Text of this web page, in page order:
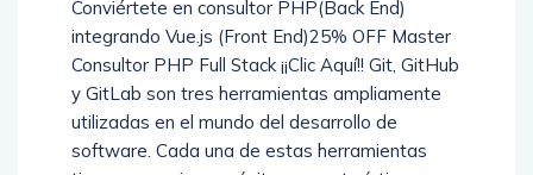
Conviértete en consultor PHP(Back End)
integrando Vue.js (Front End)25% OFF Master
Consultor PHP Full Stack ¡¡Clic Aquí!! Git, GitHub
y GitLab son tres herramientas ampliamente
utilizadas en el mundo del desarrollo de
software. Cada una de estas herramientas